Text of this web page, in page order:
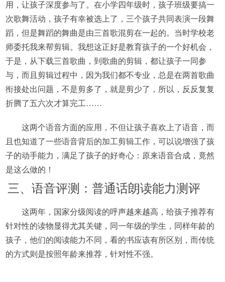
用，让孩子深度参与了。在小学四年级时，孩子班级要搞一
次歌舞活动，孩子有幸被选上了，三个孩子共同表演一段舞
蹈，但是舞蹈的舞曲是由三首歌混剪在一起的。当时学校老
师委托我来帮剪辑。我想这正好是教育孩子的一个好机会，
于是，从下载三首歌曲，到歌曲的剪辑，都让孩子一同参
与，而且剪辑过程中，因为我们都不专业，总是在两首歌曲
衔接处出问题，不是剪多了，就是剪少了，所以，反反复复
折腾了五六次才算完工……
这两个语音方面的应用，不但让孩子喜欢上了语音，而
且也知道了一些语音背后的加工剪辑工作，可以说增强了孩
子的动手能力，满足了孩子的好奇心：原来语音合成，竟然
是这么做的！
三、语音评测：普通话朗读能力测评
这两年，国家分级阅读的呼声越来越高，给孩子推荐有
针对性的读物显得尤其关键，同一年级的学生，同样年龄的
孩子，他们的阅读能力不同，看的书应该有所区别，而传统
的方式则是按照年龄来推荐，针对性不强。